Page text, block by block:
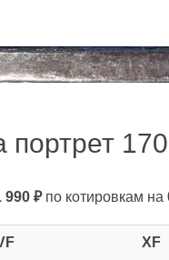
990 ₽по котировкам на
XF